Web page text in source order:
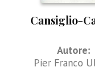
Cansiglio-
Autore:
Pier Franco